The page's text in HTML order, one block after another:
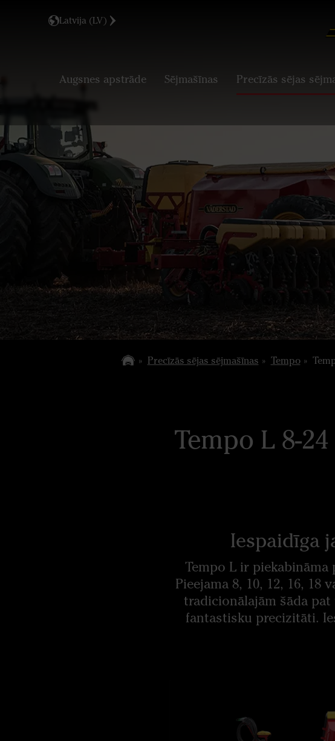
Latvija (LV)
Augsnes apstrāde Sējmašīnas Precīzās sējas
Precīzās sējas sējmašīnas Tempo
Tempo L 8-24
Iespaidīga
Tempo L ir piekabināma
Pieejama 8, 10, 12, 16,
tradicionālajām šāda
fantastisku precizitāti.